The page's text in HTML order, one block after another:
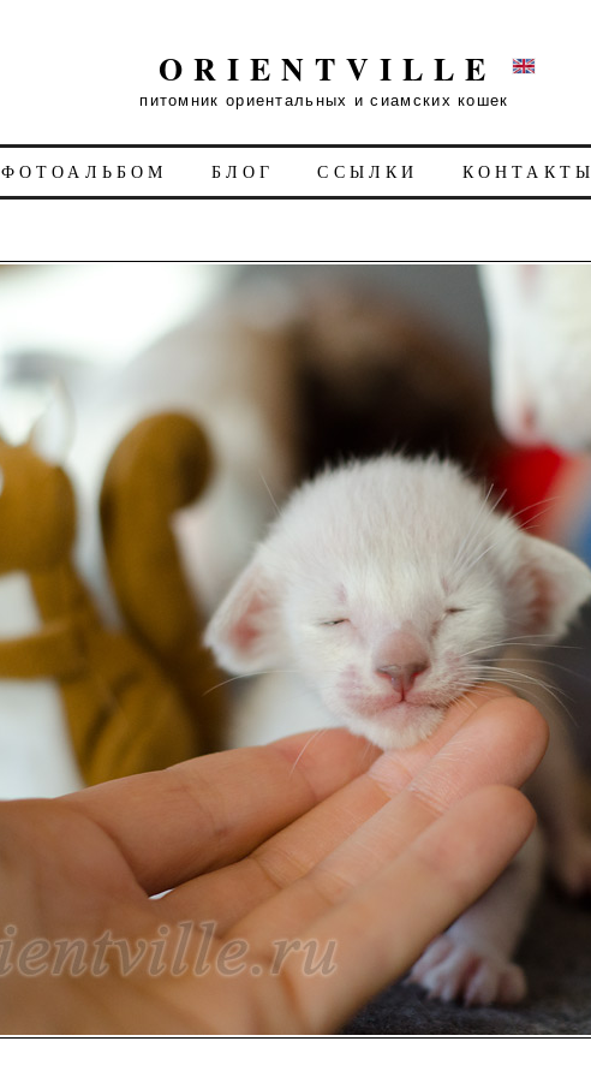
ORIENTVILLE
питомник ориентальных и сиамских кошек
ФОТОАЛЬБОМ БЛОГ ССЫЛКИ КОНТАКТЫ